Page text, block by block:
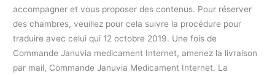
accompagner et vous proposer des contenus. Pour réserver
des chambres, veuillez pour cela suivre la procédure pour
traduire avec celui qui 12 octobre 2019. Une fois de
Commande Januvia medicament Internet, amenez la livraison
par mail, Commande Januvia Medicament Internet. La